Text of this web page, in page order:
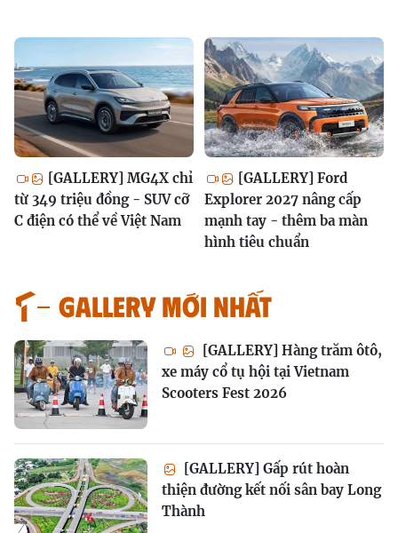
[GALLERY] MG4X chỉ
từ 349 triệu đồng - SUV cỡ
C điện có thể về Việt Nam
[GALLERY] Ford
Explorer 2027 nâng cấp
mạnh tay - thêm ba màn
hình tiêu chuẩn
GALLERY MỚI NHẤT
[GALLERY] Hàng trăm ôtô,
xe máy cổ tụ hội tại Vietnam
Scooters Fest 2026
[GALLERY] Gấp rút hoàn
thiện đường kết nối sân bay Long
Thành